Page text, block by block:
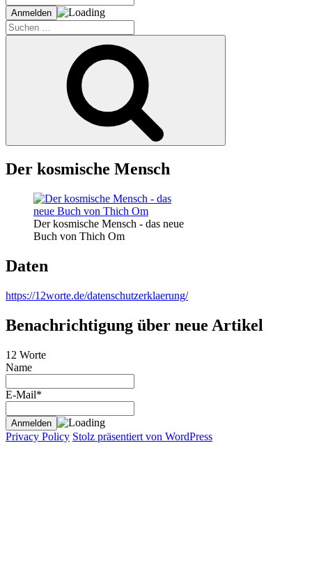
Suche
nach:
Der kosmische Mensch
Der kosmische Mensch - das neue
Buch von Thich Om
Daten
https://12worte.de/datenschutzerklaerung/
Benachrichtigung über neue Artikel
12 Worte
Name
E-Mail*
Privacy Policy Stolz präsentiert von WordPress